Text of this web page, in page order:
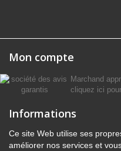
Mon compte
Marchand
cliquez ici
Informations
Ce site Web utilise ses
améliorer nos services et